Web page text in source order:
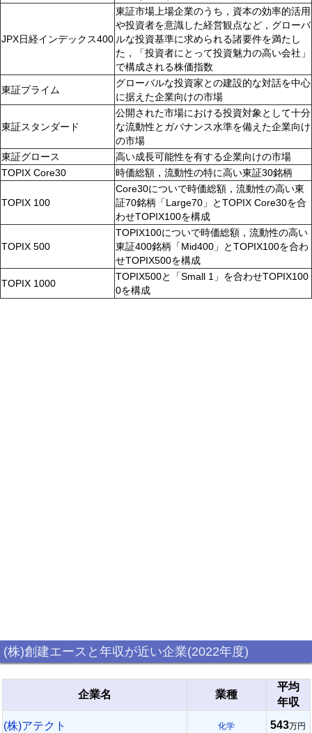
JPX日経インデックス400
東証市場上場企業のうち，資本の効率的活用
や投資者を意識した経営観点など，グローバ
ルな投資基準に求められる諸要件を満たし
た，「投資者にとって投資魅力の高い会社」
で構成される株価指数
東証プライム
グローバルな投資家との建設的な対話を中心
に据えた企業向けの市場
東証スタンダード
公開された市場における投資対象として十分
な流動性とガバナンス水準を備えた企業向け
の市場
東証グロース
高い成長可能性を有する企業向けの市場
TOPIX Core30
時価総額，流動性の特に高い東証30銘柄
TOPIX 100
Core30についで時価総額，流動性の高い東
証70銘柄「Large70」とTOPIX Core30を合
わせTOPIX100を構成
TOPIX 500
TOPIX100についで時価総額，流動性の高い
東証400銘柄「Mid400」とTOPIX100を合わ
せTOPIX500を構成
TOPIX 1000
TOPIX500と「Small 1」を合わせTOPIX100
0を構成
(株)創建エースと年収が近い企業(2022年度)
企業名 業種
平均
年収
(株)アテクト
化学 543万円